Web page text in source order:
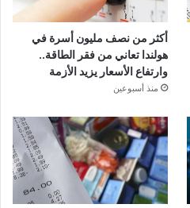
أكثر من نصف مليون أسرة في
هولندا تعاني من فقر الطاقة..
وارتفاع الأسعار يزيد الأزمة
منذ أسبوعين